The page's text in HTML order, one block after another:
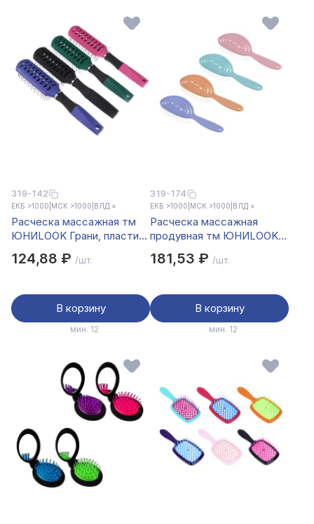
319-142
ЕКБ >1000 МСК >1000 ВЛД ×
Расческа массажная тм
ЮНИLOOK Грани, пластик,
124,88 ₽ /шт.
В корзину
мин. 12
319-174
ЕКБ >1000 МСК >1000 ВЛД ×
Расческа массажная
продувная тм ЮНИLOOK,
цвета
181,53 ₽ /шт.
В корзину
мин. 12